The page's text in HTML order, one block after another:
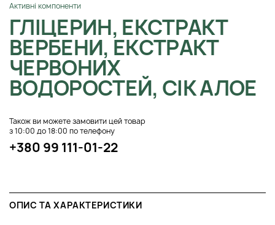
Активні компоненти
ГЛІЦЕРИН, ЕКСТРАКТ
ВЕРБЕНИ, ЕКСТРАКТ
ЧЕРВОНИХ
ВОДОРОСТЕЙ, СІК АЛОЕ
Також ви можете замовити цей товар
з 10:00 до 18:00 по телефону
+380 99 111-01-22
ОПИС ТА ХАРАКТЕРИСТИКИ